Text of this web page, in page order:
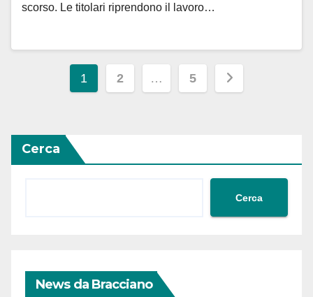
scorso. Le titolari riprendono il lavoro…
Paginazione
articoli
1 2 … 5
Cerca
Cerca
News da Bracciano